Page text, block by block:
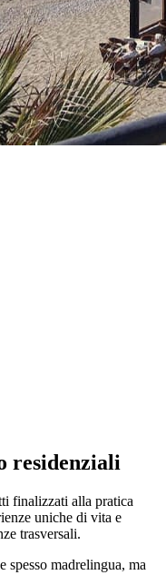
residenziali
finalizzati alla pratica
uniche di vita e
trasversali.
spesso madrelingua, ma